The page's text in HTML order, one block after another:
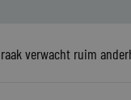
verwacht ruim